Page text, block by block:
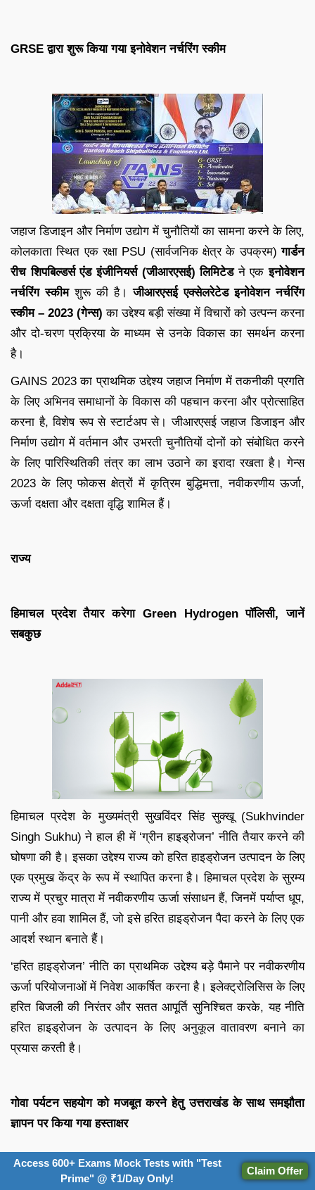
GRSE द्वारा शुरू किया गया इनोवेशन नर्चरिंग स्कीम
जहाज डिजाइन और निर्माण उद्योग में चुनौतियों का सामना करने के लिए,
कोलकाता स्थित एक रक्षा PSU (सार्वजनिक क्षेत्र के उपक्रम) गार्डन
रीच शिपबिल्डर्स एंड इंजीनियर्स (जीआरएसई) लिमिटेडने एकइनोवेशन
नर्चरिंग स्कीमशुरू की है।जीआरएसई एक्सेलरेटेड इनोवेशन नर्चरिंग
स्कीम – 2023 (गेन्स) का उद्देश्य बड़ी संख्या में विचारों को उत्पन्न करना
और दो-चरण प्रक्रिया के माध्यम से उनके विकास का समर्थन करना
है।
GAINS 2023 का प्राथमिक उद्देश्य जहाज निर्माण में तकनीकी प्रगति
के लिए अभिनव समाधानों के विकास की पहचान करना और प्रोत्साहित
करना है, विशेष रूप से स्टार्टअप से। जीआरएसई जहाज डिजाइन और
निर्माण उद्योग में वर्तमान और उभरती चुनौतियों दोनों को संबोधित करने
के लिए पारिस्थितिकी तंत्र का लाभ उठाने का इरादा रखता है। गेन्स
2023 के लिए फोकस क्षेत्रों में कृत्रिम बुद्धिमत्ता, नवीकरणीय ऊर्जा,
ऊर्जा दक्षता और दक्षता वृद्धि शामिल हैं।
राज्य
हिमाचल प्रदेश तैयार करेगा Green Hydrogen पॉलिसी, जानें
सबकुछ
हिमाचल प्रदेश के मुख्यमंत्री सुखविंदर सिंह सुक्खू (Sukhvinder
Singh Sukhu) ने हाल ही में ‘ग्रीन हाइड्रोजन’ नीति तैयार करने की
घोषणा की है। इसका उद्देश्य राज्य को हरित हाइड्रोजन उत्पादन के लिए
एक प्रमुख केंद्र के रूप में स्थापित करना है। हिमाचल प्रदेश के सुरम्य
राज्य में प्रचुर मात्रा में नवीकरणीय ऊर्जा संसाधन हैं, जिनमें पर्याप्त धूप,
पानी और हवा शामिल हैं, जो इसे हरित हाइड्रोजन पैदा करने के लिए एक
आदर्श स्थान बनाते हैं।
‘हरित हाइड्रोजन’ नीति का प्राथमिक उद्देश्य बड़े पैमाने पर नवीकरणीय
ऊर्जा परियोजनाओं में निवेश आकर्षित करना है। इलेक्ट्रोलिसिस के लिए
हरित बिजली की निरंतर और सतत आपूर्ति सुनिश्चित करके, यह नीति
हरित हाइड्रोजन के उत्पादन के लिए अनुकूल वातावरण बनाने का
प्रयास करती है।
गोवा पर्यटन सहयोग को मजबूत करने हेतु उत्तराखंड के साथ समझौता
ज्ञापन पर किया गया हस्ताक्षर
Access 600+ Exams Mock Tests with "Test
Prime" @ ₹1/Day Only!
Claim Offer